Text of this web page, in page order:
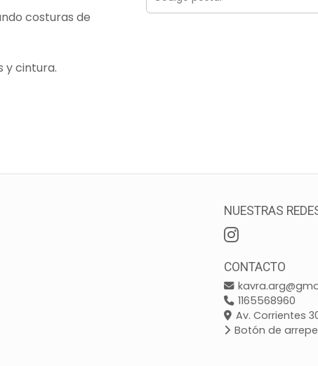
costuras de
y cintura.
NUESTRAS
CONTACTO
1165568960
Av. Corrientes
Botón de